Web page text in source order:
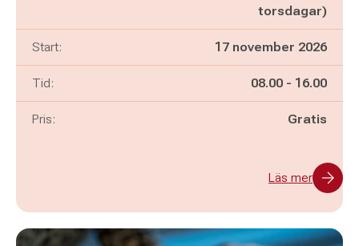
torsdagar)
Start: 17 november 2026
Tid: Pågår mellan
08.00 - och
16.00
Pris: Gratis
Läs mer